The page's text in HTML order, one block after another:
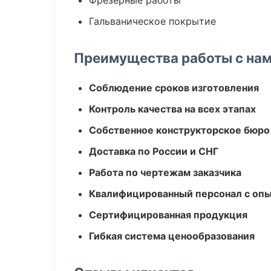
Гальваническое покрытие
Преимущества работы с
Соблюдение сроков изготовления
Контроль качества на всех этапах
Собственное конструкторское бюро
Доставка по России и СНГ
Работа по чертежам заказчика
Квалифицированный персонал с
Сертифицированная продукция
Гибкая система ценообразования